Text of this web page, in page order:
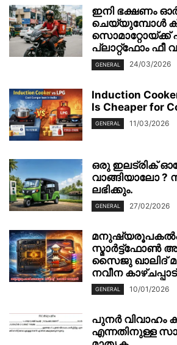
ഇനി ഭക്ഷണം
ചെയ്യുമ്പോൾ
സൊമാറ്റോയ്ക്ക്
പ്ലാറ്റ്‌ഫോം ഫീ
GENERAL 24/03/2026
Induction
Is Cheaper for
GENERAL 11/03/2026
ഒരു ഇലട്രിക്
വാങ്ങിയാലോ
ലഭിക്കും.
GENERAL 27/02/2026
സ്മാർട്ട്‌ഫോൺ
സൈജു ഖാലിദ്
നവീന കാഴ്ചപ്പാട്
GENERAL 10/01/2026
പുനർ വിവാഹം
എന്നതിനുള്ള